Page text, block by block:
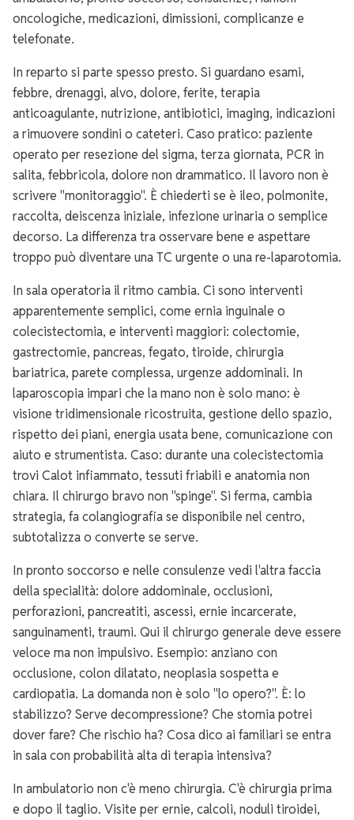
oncologiche, medicazioni, dimissioni, complicanze e
telefonate.
In reparto si parte spesso presto. Si guardano esami,
febbre, drenaggi, alvo, dolore, ferite, terapia
anticoagulante, nutrizione, antibiotici, imaging, indicazioni
a rimuovere sondini o cateteri. Caso pratico: paziente
operato per resezione del sigma, terza giornata, PCR in
salita, febbricola, dolore non drammatico. Il lavoro non è
scrivere "monitoraggio". È chiederti se è ileo, polmonite,
raccolta, deiscenza iniziale, infezione urinaria o semplice
decorso. La differenza tra osservare bene e aspettare
troppo può diventare una TC urgente o una re-laparotomia.
In sala operatoria il ritmo cambia. Ci sono interventi
apparentemente semplici, come ernia inguinale o
colecistectomia, e interventi maggiori: colectomie,
gastrectomie, pancreas, fegato, tiroide, chirurgia
bariatrica, parete complessa, urgenze addominali. In
laparoscopia impari che la mano non è solo mano: è
visione tridimensionale ricostruita, gestione dello spazio,
rispetto dei piani, energia usata bene, comunicazione con
aiuto e strumentista. Caso: durante una colecistectomia
trovi Calot infiammato, tessuti friabili e anatomia non
chiara. Il chirurgo bravo non "spinge". Si ferma, cambia
strategia, fa colangiografia se disponibile nel centro,
subtotalizza o converte se serve.
In pronto soccorso e nelle consulenze vedi l'altra faccia
della specialità: dolore addominale, occlusioni,
perforazioni, pancreatiti, ascessi, ernie incarcerate,
sanguinamenti, traumi. Qui il chirurgo generale deve essere
veloce ma non impulsivo. Esempio: anziano con
occlusione, colon dilatato, neoplasia sospetta e
cardiopatia. La domanda non è solo "lo opero?". È: lo
stabilizzo? Serve decompressione? Che stomia potrei
dover fare? Che rischio ha? Cosa dico ai familiari se entra
in sala con probabilità alta di terapia intensiva?
In ambulatorio non c'è meno chirurgia. C'è chirurgia prima
e dopo il taglio. Visite per ernie, calcoli, noduli tiroidei,